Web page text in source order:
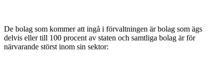
De bolag som kommer att ingå i förvaltningen är bolag som ägs
delvis eller till 100 procent av staten och samtliga bolag är för
närvarande störst inom sin sektor: